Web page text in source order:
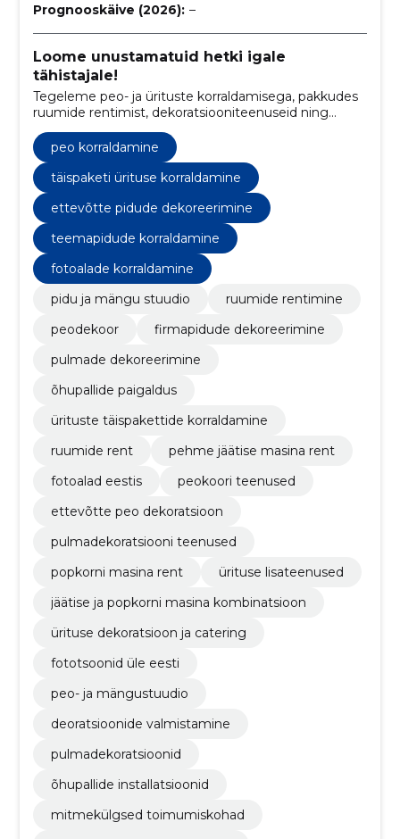
Prognooskäive (2026): –
Loome unustamatuid hetki igale
tähistajale!
Tegeleme peo- ja ürituste korraldamisega, pakkudes
ruumide rentimist, dekoratsiooniteenuseid ning
lõbusaid lisavõimalusi nagu jäätise ja popkorni
masinad.
peo korraldamine
täispaketi ürituse korraldamine
ettevõtte pidude dekoreerimine
teemapidude korraldamine
fotoalade korraldamine
pidu ja mängu stuudio
ruumide rentimine
peodekoor
firmapidude dekoreerimine
pulmade dekoreerimine
õhupallide paigaldus
ürituste täispakettide korraldamine
ruumide rent
pehme jäätise masina rent
fotoalad eestis
peokoori teenused
ettevõtte peo dekoratsioon
pulmadekoratsiooni teenused
popkorni masina rent
ürituse lisateenused
jäätise ja popkorni masina kombinatsioon
ürituse dekoratsioon ja catering
fototsoonid üle eesti
peo- ja mängustuudio
deoratsioonide valmistamine
pulmadekoratsioonid
õhupallide installatsioonid
mitmekülgsed toimumiskohad